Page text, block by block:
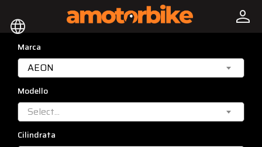
language person
Marca
AEON
Modello
Select...
Cilindrata